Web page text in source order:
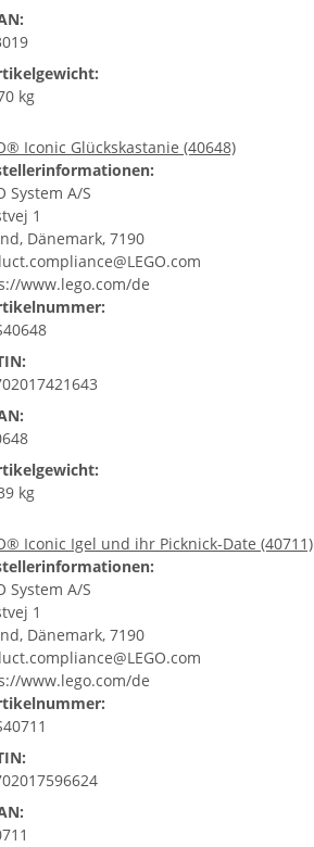
kg
Iconic Glückskastanie (40648)
System A/S
1
Dänemark, 7190
www.lego.com/de
kg
Iconic Igel und ihr Picknick-Date (40711)
System A/S
1
Dänemark, 7190
www.lego.com/de